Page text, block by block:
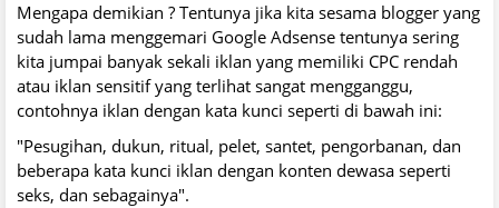
Mengapa demikian ? Tentunya jika kita sesama blogger yang
sudah lama menggemari Google Adsense tentunya sering
kita jumpai banyak sekali iklan yang memiliki CPC rendah
atau iklan sensitif yang terlihat sangat mengganggu,
contohnya iklan dengan kata kunci seperti di bawah ini:
"Pesugihan, dukun, ritual, pelet, santet, pengorbanan, dan
beberapa kata kunci iklan dengan konten dewasa seperti
seks, dan sebagainya".